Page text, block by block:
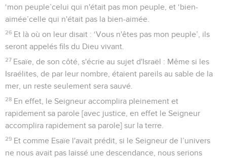
‘mon peuple’celui qui n'était pas mon peuple, et ‘bien-
aimée’celle qui n'était pas la bien-aimée.
26 Et là où on leur disait : ‘Vous n'êtes pas mon peuple’, ils
seront appelés fils du Dieu vivant.
27 Esaïe, de son côté, s'écrie au sujet d'Israël : Même si les
Israélites, de par leur nombre, étaient pareils au sable de la
mer, un reste seulement sera sauvé.
28 En effet, le Seigneur accomplira pleinement et
rapidement sa parole [avec justice, en effet le Seigneur
accomplira rapidement sa parole] sur la terre.
29 Et comme Esaïe l'avait prédit, si le Seigneur de l’univers
ne nous avait pas laissé une descendance, nous serions